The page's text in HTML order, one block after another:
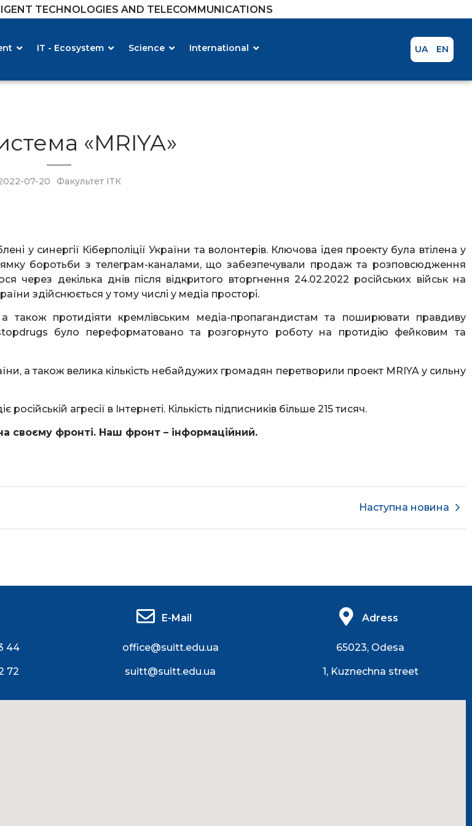
TECHNOLOGIES AND TELECOMMUNICATIONS
IT - Ecosystem Science International UA EN
«MRIYA»
07-20 Факультет ІТК
у синергії Кіберполіції України та волонтерів. Ключова ідея проекту була втілена у
боротьби з телеграм-каналами, що забезпечували продаж та розповсюдження
через декілька днів після відкритого вторгнення 24.02.2022 російських військ на
здійснюється у тому числі у медіа просторі.
також протидіяти кремлівським медіа-пропагандистам та поширювати правдиву
було переформатовано та розгорнуто роботу на протидію фейковим та
а також велика кількість небайдужих громадян перетворили проект MRIYA у сильну
агресії в Інтернеті. Кількість підписників більше 215 тисяч.
своєму фронті. Наш фронт – інформаційний.
Наступна новина
44
72
E-Mail
office@suitt.edu.ua
suitt@suitt.edu.ua
Adress
65023, Odesa
1, Kuznechna street